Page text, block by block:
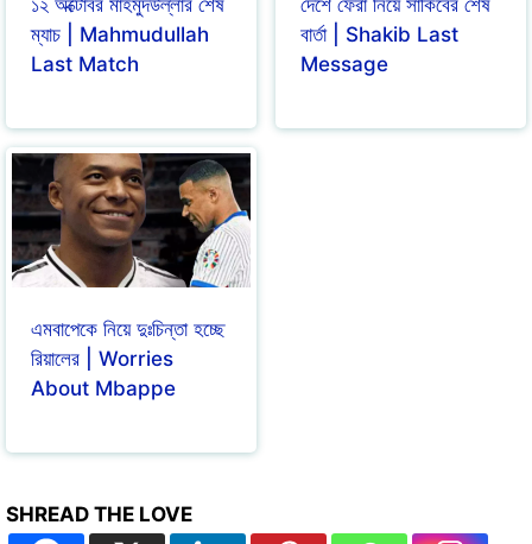
১২ অক্টোবর মাহমুদউল্লার শেষ
ম্যাচ | Mahmudullah
Last Match
দেশে ফেরা নিয়ে সাকিবের শেষ
বার্তা | Shakib Last
Message
এমবাপেকে নিয়ে দুঃচিন্তা হচ্ছে
রিয়ালের | Worries
About Mbappe
SHREAD THE LOVE